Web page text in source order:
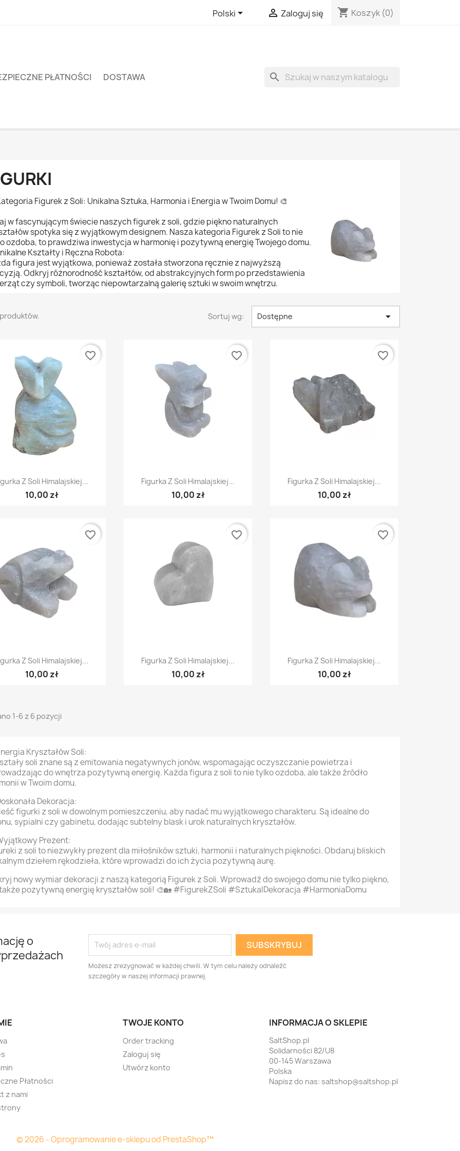
Polski  Zaloguj się shopping_cart Koszyk (0)
PŁATNOŚCI DOSTAWA search
Figurek z Soli: Unikalna Sztuka, Harmonia i Energia w Twoim Domu! 🎨
w fascynującym świecie naszych figurek z soli, gdzie piękno naturalnych
spotyka się z wyjątkowym designem. Nasza kategoria Figurek z Soli to nie
ozdoba, to prawdziwa inwestycja w harmonię i pozytywną energię Twojego domu.
Kształty i Ręczna Robota:
figura jest wyjątkowa, ponieważ została stworzona ręcznie z najwyższą
Odkryj różnorodność kształtów, od abstrakcyjnych form po przedstawienia
czy symboli, tworząc niepowtarzalną galerię sztuki w swoim wnętrzu.
Sortuj wg: Dostępne 
Szybki podgląd
Z Soli Himalajskiej...
10,00 zł
favorite_border
Szybki podgląd
Figurka Z Soli Himalajskiej...
10,00 zł
favorite_border
Szybki podgląd
Figurka Z Soli Himalajskiej...
10,00 zł
favorite_border
Szybki podgląd
Z Soli Himalajskiej...
10,00 zł
favorite_border
Szybki podgląd
Figurka Z Soli Himalajskiej...
10,00 zł
favorite_border
Szybki podgląd
Figurka Z Soli Himalajskiej...
10,00 zł
favorite_border
1-6 z 6 pozycji
Kryształów Soli:
soli znane są z emitowania negatywnych jonów, wspomagając oczyszczanie powietrza i
do wnętrza pozytywną energię. Każda figura z soli to nie tylko ozdoba, ale także źródło
w Twoim domu.
Dekoracja:
figurki z soli w dowolnym pomieszczeniu, aby nadać mu wyjątkowego charakteru. Są idealne do
sypialni czy gabinetu, dodając subtelny blask i urok naturalnych kryształów.
Prezent:
z soli to niezwykły prezent dla miłośników sztuki, harmonii i naturalnych piękności. Obdaruj bliskich
dziełem rękodzieła, które wprowadzi do ich życia pozytywną aurę.
nowy wymiar dekoracji z naszą kategorią Figurek z Soli. Wprowadź do swojego domu nie tylko piękno,
pozytywną energię kryształów soli! 🎨🏡 #FigurekZSoli #SztukaIDekoracja #HarmoniaDomu
o
Możesz zrezygnować w każdej chwili. W tym celu należy odnaleźć
szczegóły w naszej informacji prawnej.
Płatności
z nami
TWOJE KONTO
Order tracking
Zaloguj się
Utwórz konto
INFORMACJA O SKLEPIE
SaltShop.pl
Solidarności 82/U8
00-145 Warszawa
Polska
Napisz do nas: saltshop@saltshop.pl
© 2026 - Oprogramowanie e-sklepu od PrestaShop™